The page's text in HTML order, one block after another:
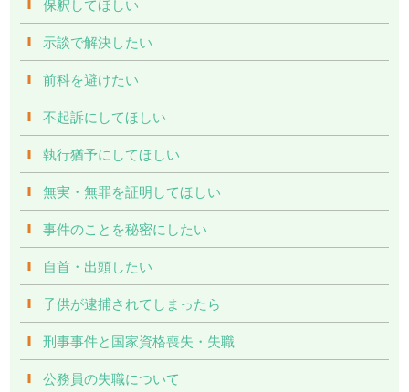
保釈してほしい
示談で解決したい
前科を避けたい
不起訴にしてほしい
執行猶予にしてほしい
無実・無罪を証明してほしい
事件のことを秘密にしたい
自首・出頭したい
子供が逮捕されてしまったら
刑事事件と国家資格喪失・失職
公務員の失職について